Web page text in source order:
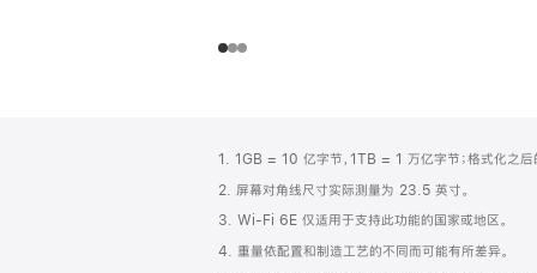
页
脚
注
1. 1GB = 10 亿字节，1TB = 1 万亿字节；格式化之后
2. 屏幕对角线尺寸实际测量为 23.5 英寸。
3. Wi-Fi 6E 仅适用于支持此功能的国家或地区。
4. 重量依配置和制造工艺的不同而可能有所差异。